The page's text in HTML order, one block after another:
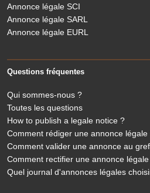
Annonce légale SCI
Annonce légale SARL
Annonce légale EURL
Questions fréquentes
Qui sommes-nous ?
Toutes les questions
How to publish a legale notice ?
Comment rédiger une annonce légale
Comment valider une annonce au
Comment rectifier une annonce
Quel journal d'annonces légales